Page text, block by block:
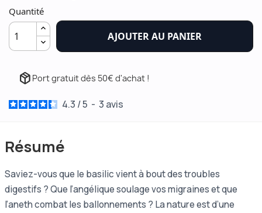
Quantité
AJOUTER AU PANIER
package_2 Port gratuit dès 50€ d'achat !
4.3 /5 - 3 avis
Résumé
Saviez-vous que le basilic vient à bout des troubles
digestifs ? Que l’angélique soulage vos migraines et que
l’aneth combat les ballonnements ? La nature est d’une